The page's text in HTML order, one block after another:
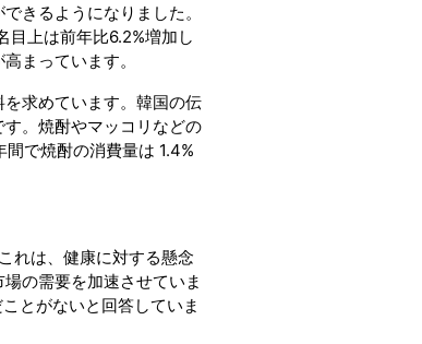
きるようになりました。
目上は前年比6.2%増加し
まっています。
求めています。韓国の伝
。焼酎やマッコリなどの
で焼酎の消費量は 1.4%
れは、健康に対する懸念
の需要を加速させていま
とがないと回答していま